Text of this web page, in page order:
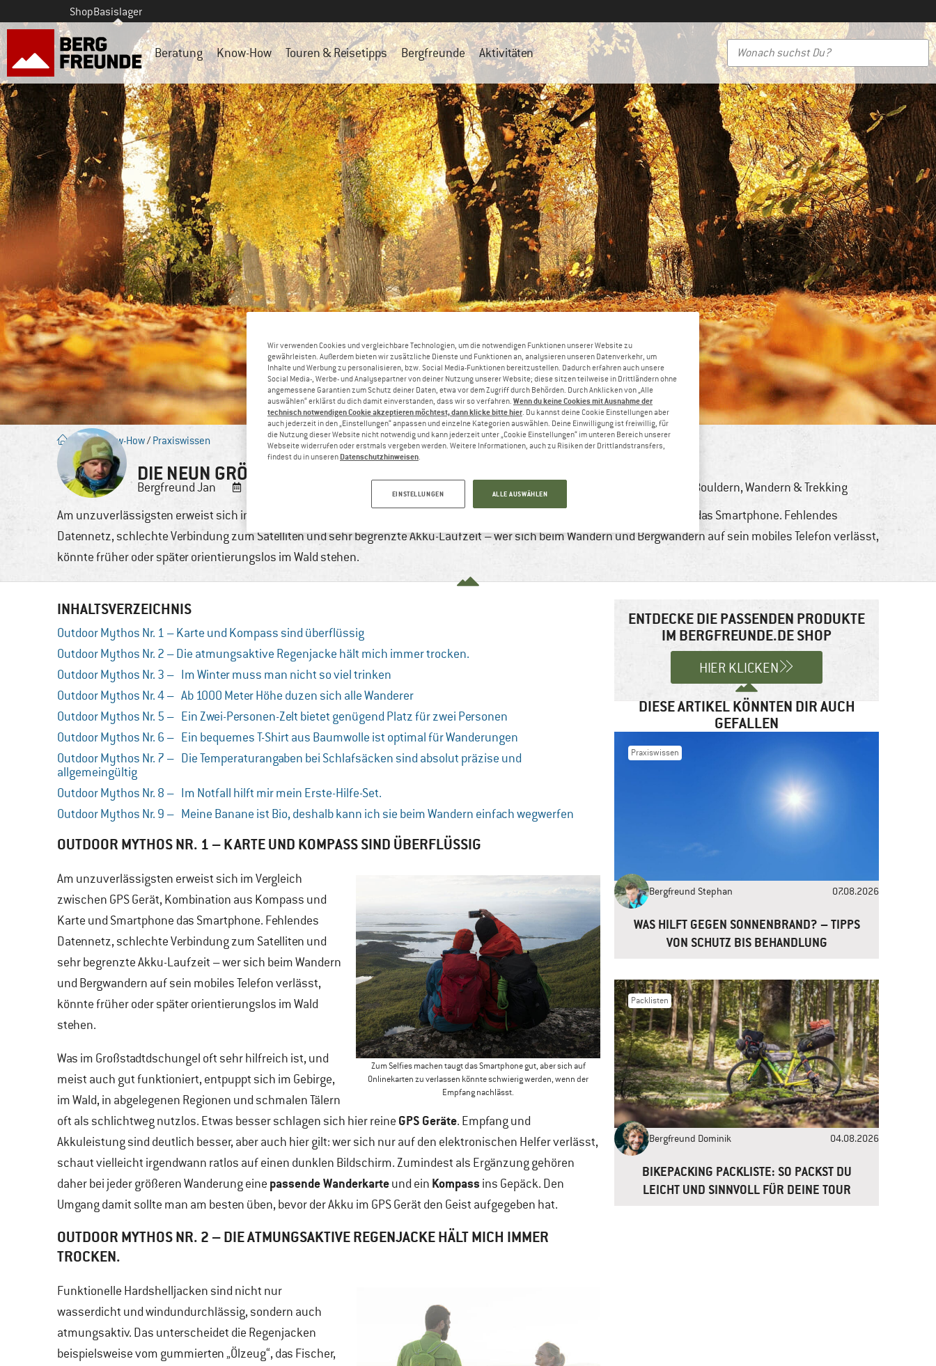
ShopBasislager
Beratung Know-How Touren & Reisetipps Bergfreunde Aktivitäten
Blog/Know-How/ Praxiswissen
DIE NEUN GRÖSSTEN OUTDOOR MYTHEN
BergfreundJan Bergsteigen & Hochtouren Klettern & Bouldern,Wandern & Trekking
Am unzuverlässigsten erweist sich im Vergleich zwischen GPS Gerät, Kombination aus Kompass und Karte und Smartphone das Smartphone. Fehlendes
Datennetz, schlechte Verbindung zum Satelliten und sehr begrenzte Akku-Laufzeit – wer sich beim Wandern und Bergwandern auf sein mobiles Telefon verlässt,
könnte früher oder später orientierungslos im Wald stehen.
INHALTSVERZEICHNIS
Outdoor Mythos Nr. 1 – Karte und Kompass sind überflüssig
Outdoor Mythos Nr. 2 – Die atmungsaktive Regenjacke hält mich immer trocken.
Outdoor Mythos Nr. 3 – Im Winter muss man nicht so viel trinken
Outdoor Mythos Nr. 4 – Ab 1000 Meter Höhe duzen sich alle Wanderer
Outdoor Mythos Nr. 5 – Ein Zwei-Personen-Zelt bietet genügend Platz für zwei Personen
Outdoor Mythos Nr. 6 – Ein bequemes T-Shirt aus Baumwolle ist optimal für Wanderungen
Outdoor Mythos Nr. 7 – Die Temperaturangaben bei Schlafsäcken sind absolut präzise und
allgemeingültig
Outdoor Mythos Nr. 8 – Im Notfall hilft mir mein Erste-Hilfe-Set.
Outdoor Mythos Nr. 9 – Meine Banane ist Bio, deshalb kann ich sie beim Wandern einfach wegwerfen
OUTDOOR MYTHOS NR. 1 – KARTE UND KOMPASS SIND ÜBERFLÜSSIG
Zum Selfies machen taugt das Smartphone gut, aber sich auf
Onlinekarten zu verlassen könnte schwierig werden, wenn der
Empfang nachlässt.
Am unzuverlässigsten erweist sich im Vergleich
zwischen GPS Gerät, Kombination aus Kompass und
Karte und Smartphone das Smartphone. Fehlendes
Datennetz, schlechte Verbindung zum Satelliten und
sehr begrenzte Akku-Laufzeit – wer sich beim Wandern
und Bergwandern auf sein mobiles Telefon verlässt,
könnte früher oder später orientierungslos im Wald
stehen.
Was im Großstadtdschungel oft sehr hilfreich ist, und
meist auch gut funktioniert, entpuppt sich im Gebirge,
im Wald, in abgelegenen Regionen und schmalen Tälern
oft als schlichtweg nutzlos. Etwas besser schlagen sich hier reine GPS Geräte. Empfang und
Akkuleistung sind deutlich besser, aber auch hier gilt: wer sich nur auf den elektronischen Helfer verlässt,
schaut vielleicht irgendwann ratlos auf einen dunklen Bildschirm. Zumindest als Ergänzung gehören
daher bei jeder größeren Wanderung eine passende Wanderkarteund ein Kompass ins Gepäck. Den
Umgang damit sollte man am besten üben, bevor der Akku im GPS Gerät den Geist aufgegeben hat.
OUTDOOR MYTHOS NR. 2 – DIE ATMUNGSAKTIVE REGENJACKE HÄLT MICH IMMER
TROCKEN.
Funktionelle Hardshelljacken sind nicht nur
wasserdicht und windundurchlässig, sondern auch
atmungsaktiv. Das unterscheidet die Regenjacken
beispielsweise vom gummierten „Ölzeug“, das Fischer,
ENTDECKE DIE PASSENDEN PRODUKTE
IM BERGFREUNDE.DE SHOP
HIER KLICKEN
DIESE ARTIKEL KÖNNTEN DIR AUCH
GEFALLEN
Praxiswissen
Bergfreund Stephan 07.08.2026
WAS HILFT GEGEN SONNENBRAND? – TIPPS
VON SCHUTZ BIS BEHANDLUNG
Packlisten
Bergfreund Dominik 04.08.2026
BIKEPACKING PACKLISTE: SO PACKST DU
LEICHT UND SINNVOLL FÜR DEINE TOUR
Wir verwenden Cookies und vergleichbare Technologien, um die notwendigen Funktionen unserer Website zu
gewährleisten. Außerdem bieten wir zusätzliche Dienste und Funktionen an, analysieren unseren Datenverkehr, um
Inhalte und Werbung zu personalisieren, bzw. Social Media-Funktionen bereitzustellen. Dadurch erfahren auch unsere
Social Media-, Werbe- und Analysepartner von deiner Nutzung unserer Website; diese sitzen teilweise in Drittländern ohne
angemessene Garantien zum Schutz deiner Daten, etwa vor dem Zugriff durch Behörden. Durch Anklicken von „Alle
auswählen“ erklärst du dich damit einverstanden, dass wir so verfahren. Wenn du keine Cookies mit Ausnahme der
technisch notwendigen Cookie akzeptieren möchtest, dann klicke bitte hier. Du kannst deine Cookie Einstellungen aber
auch jederzeit in den „Einstellungen“ anpassen und einzelne Kategorien auswählen. Deine Einwilligung ist freiwillig, für
die Nutzung dieser Website nicht notwendig und kann jederzeit unter „Cookie Einstellungen“ im unteren Bereich unserer
Webseite widerrufen oder erstmals vergeben werden. Weitere Informationen, auch zu Risiken der Drittlandstransfers,
findest du in unseren Datenschutzhinweisen.
EINSTELLUNGEN ALLE AUSWÄHLEN